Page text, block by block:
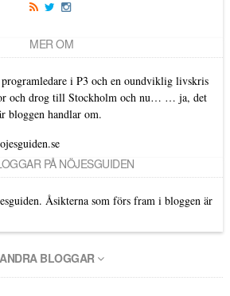
MER OM
i P3 och en oundviklig livskris
och drog till Stockholm och nu… … ja, det
bloggen handlar om.
PÅ NÖJESGUIDEN
Åsikterna som förs fram i bloggen är
ANDRA BLOGGAR